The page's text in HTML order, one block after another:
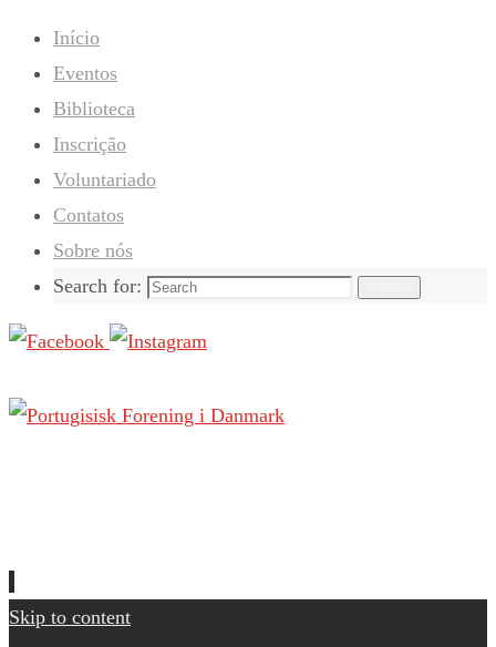
Início
Eventos
Biblioteca
Inscrição
Voluntariado
Contatos
Sobre nós
Search for:
Skip to content